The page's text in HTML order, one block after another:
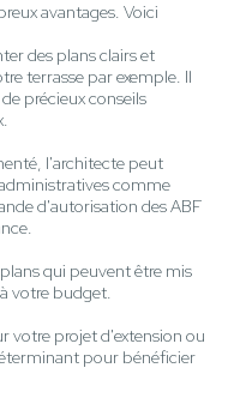
avantages. Voici
des plans clairs et
terrasse par exemple. Il
précieux conseils
l'architecte peut
comme
d'autorisation des ABF
qui peuvent être mis
votre budget.
votre projet d'extension ou
pour bénéficier